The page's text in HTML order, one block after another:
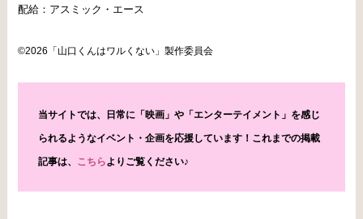
配給：アスミック・エース
©2026「山口くんはワルくない」製作委員会
当サイトでは、日常に「映画」や「エンターテイメント」を感じ
られるようなイベント・企画を応援しています！これまでの掲載
記事は、 こちら よりご覧ください♪